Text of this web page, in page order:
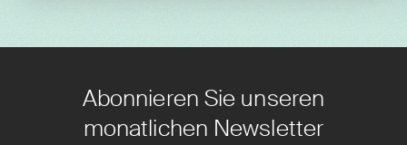
Abonnieren Sie unseren
monatlichen Newsletter